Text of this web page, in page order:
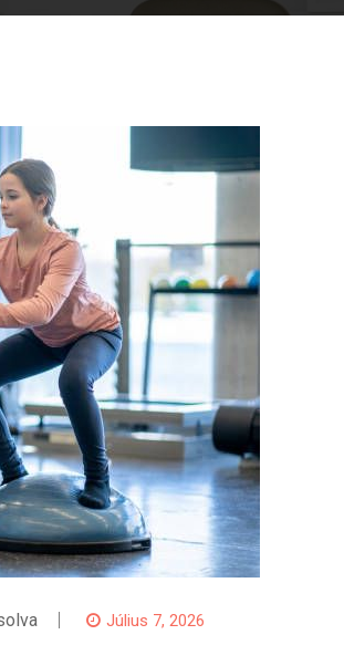
Július 7, 2026